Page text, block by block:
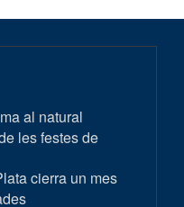
al natural
les festes de
cierra un mes